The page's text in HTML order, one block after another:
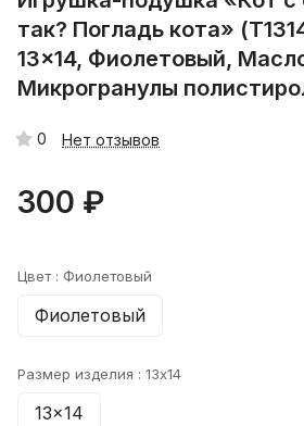
так? Погладь кота»
13x14, Фиолетовый,
Микрогранулы
0 Нет отзывов
300 ₽
Цвет : Фиолетовый
Фиолетовый
Размер изделия : 13x14
13x14